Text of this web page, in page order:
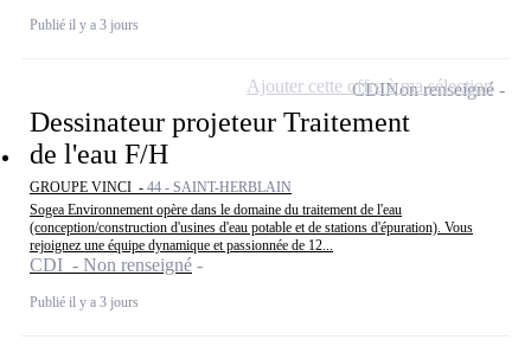
Publié il y a 3 jours
Dessinateur projeteur Traitement
de l'eau F/H
GROUPE VINCI - 44 - SAINT-HERBLAIN
Sogea Environnement opère dans le domaine du traitement de l'eau
(conception/construction d'usines d'eau potable et de stations d'épuration). Vous
rejoignez une équipe dynamique et passionnée de 12...
CDI - Non renseigné
Publié il y a 3 jours
CDINon renseigné
Ajouter cette offre à ma sélection